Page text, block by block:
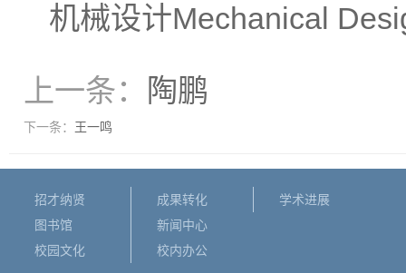
机械设计Mechanical
上一条： 陶鹏
下一条： 王一鸣
招才纳贤
图书馆
校园文化
成果转化
新闻中心
校内办公
学术进展